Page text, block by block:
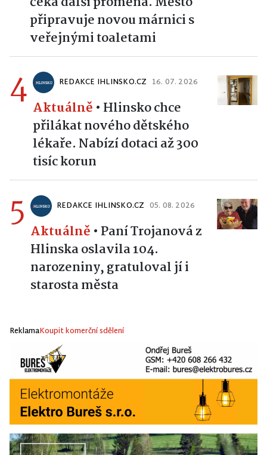
připravuje novou márnici s
veřejnými toaletami
4 REDAKCE IHLINSKO.CZ 16. 07. 2026
Aktuálně • Hlinsko chce
přilákat nového dětského
lékaře. Nabízí dotaci až 300
tisíc korun
5 REDAKCE IHLINSKO.CZ 05. 08. 2026
Aktuálně • Paní Trojanová z
Hlinska oslavila 104.
narozeniny, gratuloval jí i
starosta města
ReklamaKoupit komerční sdělení